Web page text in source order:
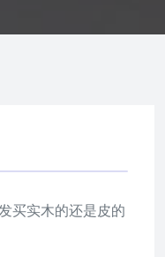
买实木的还是皮的